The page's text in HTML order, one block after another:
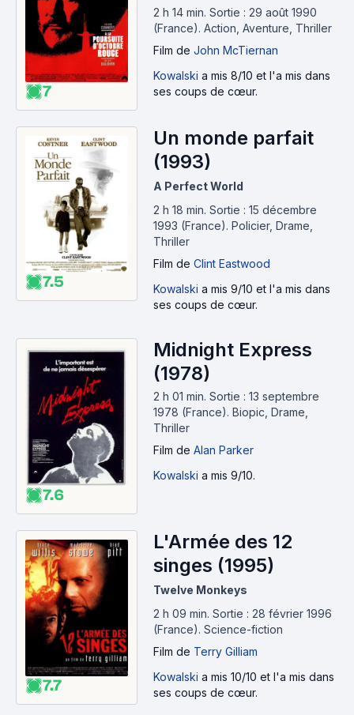
7
2 h 14 min. Sortie : 29 août 1990
(France). Action, Aventure, Thriller
Film de John McTiernan
Kowalski a mis 8/10 et l'a mis dans
ses coups de cœur.
7.5
Un monde parfait
(1993)
A Perfect World
2 h 18 min. Sortie : 15 décembre
1993 (France). Policier, Drame,
Thriller
Film de Clint Eastwood
Kowalski a mis 9/10 et l'a mis dans
ses coups de cœur.
7.6
Midnight Express
(1978)
2 h 01 min. Sortie : 13 septembre
1978 (France). Biopic, Drame,
Thriller
Film de Alan Parker
Kowalski a mis 9/10.
7.7
L'Armée des 12
singes (1995)
Twelve Monkeys
2 h 09 min. Sortie : 28 février 1996
(France). Science-fiction
Film de Terry Gilliam
Kowalski a mis 10/10 et l'a mis dans
ses coups de cœur.